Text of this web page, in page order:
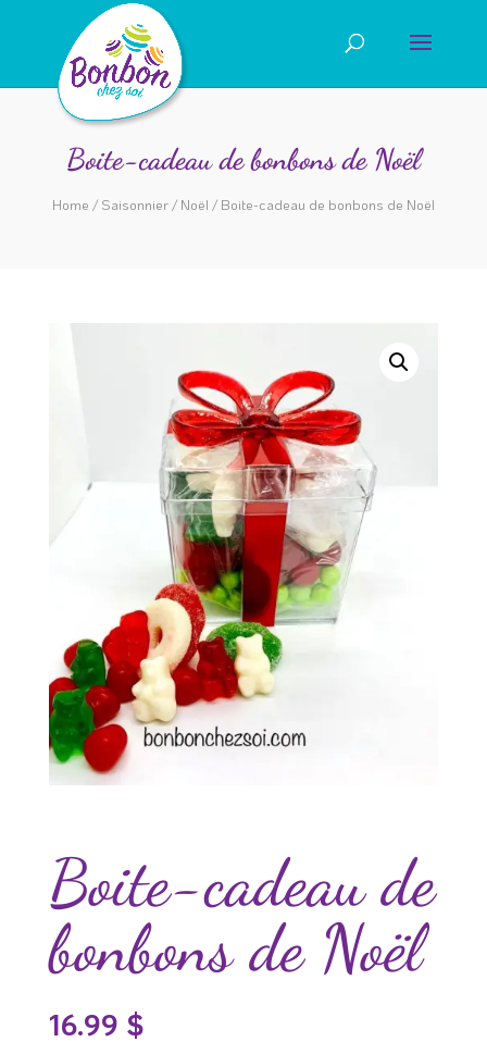
Boite-cadeau de bonbons de Noël
Home / Saisonnier/ Noël / Boite-cadeau de bonbons de Noël
Boite-cadeau de
bonbons de Noël
16.99 $